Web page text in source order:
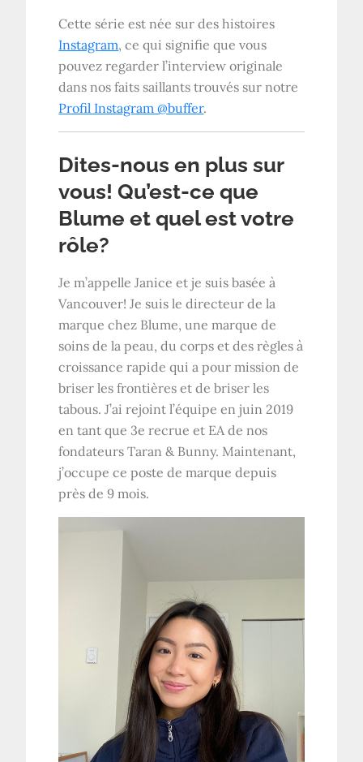
Cette série est née sur des histoires
Instagram, ce qui signifie que vous
pouvez regarder l’interview originale
dans nos faits saillants trouvés sur notre
Profil Instagram @buffer.
Dites-nous en plus sur
vous! Qu’est-ce que
Blume et quel est votre
rôle?
Je m’appelle Janice et je suis basée à
Vancouver! Je suis le directeur de la
marque chez Blume, une marque de
soins de la peau, du corps et des règles à
croissance rapide qui a pour mission de
briser les frontières et de briser les
tabous. J’ai rejoint l’équipe en juin 2019
en tant que 3e recrue et EA de nos
fondateurs Taran & Bunny. Maintenant,
j’occupe ce poste de marque depuis
près de 9 mois.